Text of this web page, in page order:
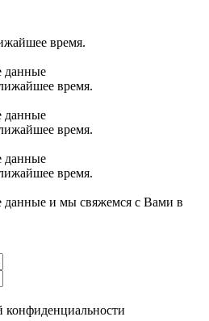
время.
данные
время.
данные
время.
данные
время.
данные и мы свяжемся с Вами в
конфиденциальности